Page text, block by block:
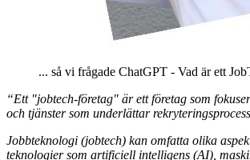
... så vi frågade ChatGPT - Vad är ett
“Ett "jobtech-företag" är ett företag som
och tjänster som underlättar
Jobbteknologi (jobtech) kan omfatta olika
teknologier som artificiell intelligens (AI),